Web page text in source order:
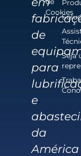
de
para
e
da
América
Cookies
Seja